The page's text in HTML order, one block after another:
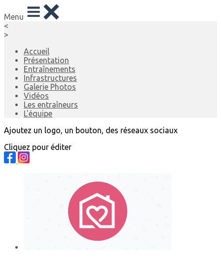
Menu
<
>
Accueil
Présentation
Entraînements
Infrastructures
Galerie Photos
Vidéos
Les entraîneurs
L'équipe
Ajoutez un logo, un bouton, des réseaux sociaux
Cliquez pour éditer